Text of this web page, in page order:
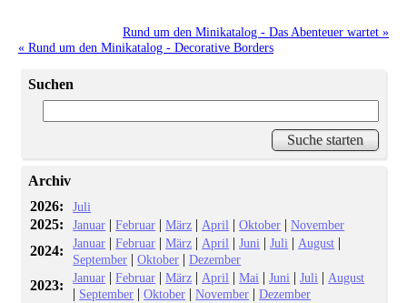
Rund um den Minikatalog - Das Abenteuer wartet »
« Rund um den Minikatalog - Decorative Borders
Suchen
Archiv
2026:
Juli
2025: Januar |Februar |März | April |Oktober |November
2024: Januar |Februar |März | April |Juni |Juli | August |
September |Oktober |Dezember
2023: Januar |Februar |März | April |Mai |Juni |Juli | August
| September |Oktober |November |Dezember